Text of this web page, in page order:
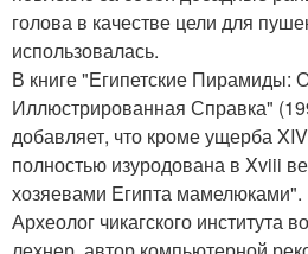
голова в качестве цели для
использовалась.
В книге "Египетские Пирамиды:
Иллюстрированная Справка"
добавляет, что кроме ущерба
полностью изуродована в Xviii
хозяевами Египта мамелюками".
Археолог чикагского института